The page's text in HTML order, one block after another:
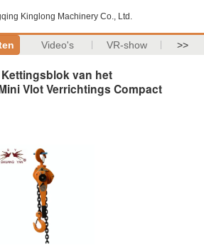
Kinglong Machinery Co., Ltd.
Video's VR-show >>
van het
Vlot Verrichtings Compact